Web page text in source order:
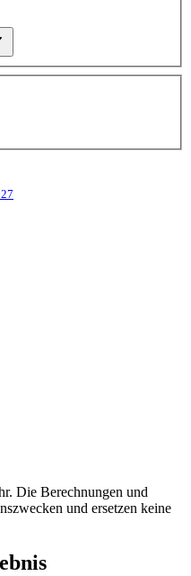
Die Berechnungen und
und ersetzen keine